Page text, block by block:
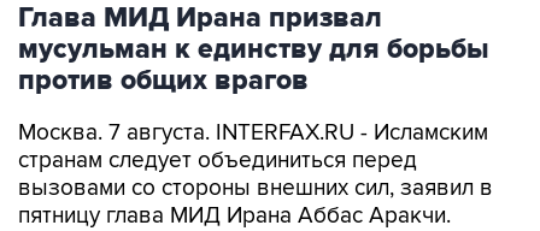
Глава МИД Ирана призвал
мусульман к единству для борьбы
против общих врагов
Москва. 7 августа. INTERFAX.RU - Исламским
странам следует объединиться перед
вызовами со стороны внешних сил, заявил в
пятницу глава МИД Ирана Аббас Аракчи.